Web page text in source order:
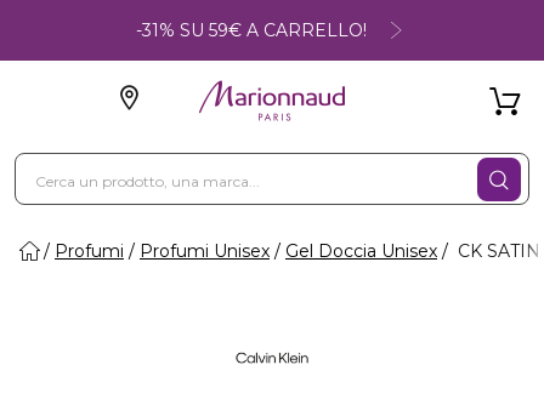
-31% SU 59€ A CARRELLO!
Profumi Profumi Unisex Gel Doccia Unisex CK